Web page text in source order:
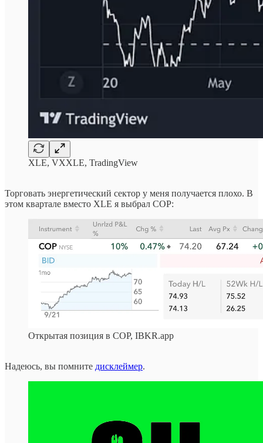
XLE, VXXLE, TradingView
Торговать энергетический сектор у меня получается плохо. В
этом квартале вместо XLE я выбрал COP:
Открытая позиция в COP, IBKR.app
Надеюсь, вы помните дисклеймер.